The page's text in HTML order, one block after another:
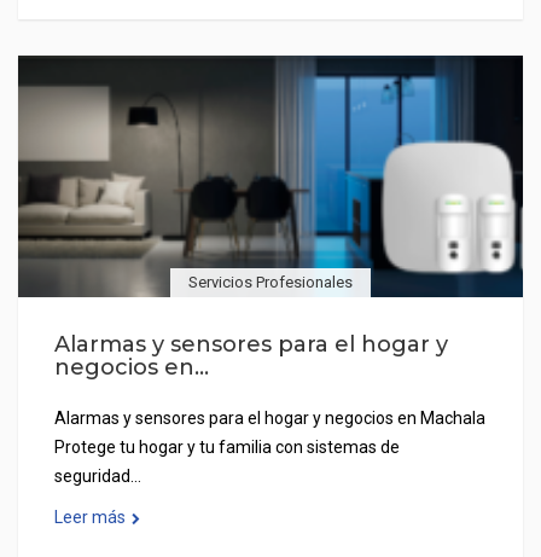
Servicios Profesionales
Alarmas y sensores para el hogar y
negocios en...
Alarmas y sensores para el hogar y negocios en Machala
Protege tu hogar y tu familia con sistemas de
seguridad…
Leer más